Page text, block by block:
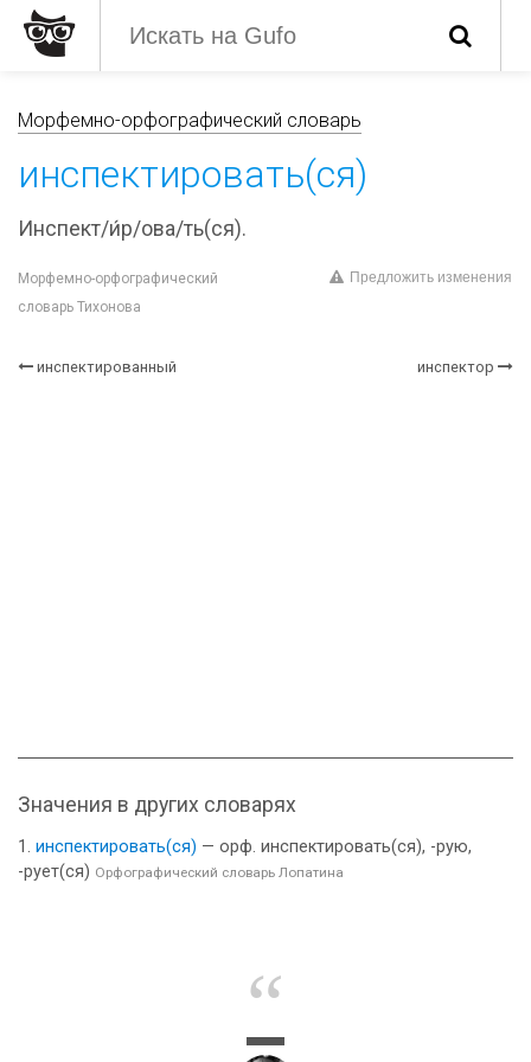
Морфемно-орфографический словарь
инспектировать(ся)
Инспект/и́р/ова/ть(ся).
Морфемно-орфографический
словарь Тихонова
Предложить изменения
инспектированный инспектор
Значения в других словарях
инспектировать(ся) — орф. инспектировать(ся), -рую,
-рует(ся) Орфографический словарь Лопатина